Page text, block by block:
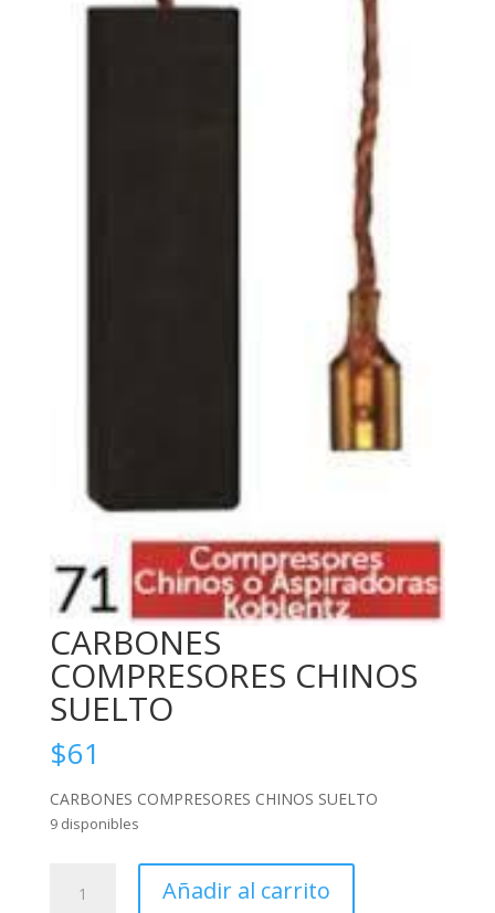
CARBONES
COMPRESORES CHINOS
SUELTO
$61
CARBONES COMPRESORES CHINOS SUELTO
9 disponibles
COMPRESORES Añadir al carrito